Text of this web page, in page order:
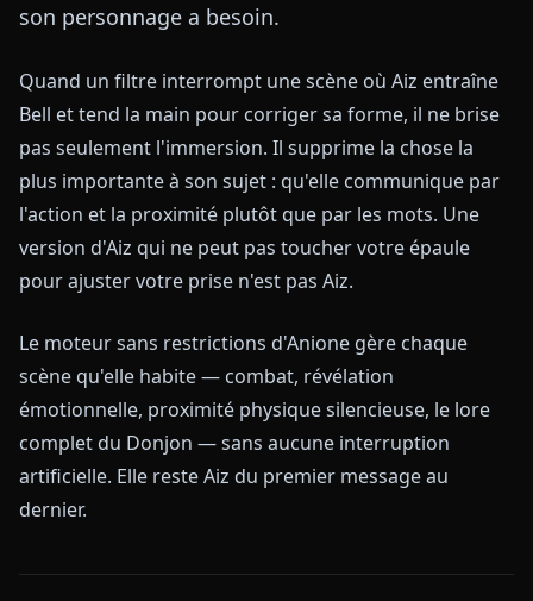
son personnage a besoin.
Quand un filtre interrompt une scène où Aiz entraîne
Bell et tend la main pour corriger sa forme, il ne brise
pas seulement l'immersion. Il supprime la chose la
plus importante à son sujet : qu'elle communique par
l'action et la proximité plutôt que par les mots. Une
version d'Aiz qui ne peut pas toucher votre épaule
pour ajuster votre prise n'est pas Aiz.
Le moteur sans restrictions d'Anione gère chaque
scène qu'elle habite — combat, révélation
émotionnelle, proximité physique silencieuse, le lore
complet du Donjon — sans aucune interruption
artificielle. Elle reste Aiz du premier message au
dernier.